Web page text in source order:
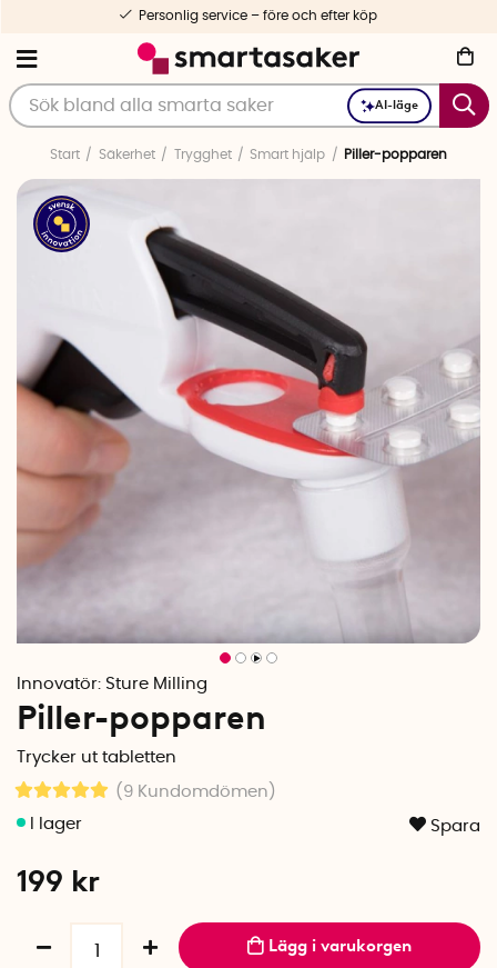
AI-läge
Personlig service – före och efter köp
Start Säkerhet Trygghet Smart hjälp Piller-popparen
Innovatör: Sture Milling
Piller-popparen
Trycker ut tabletten
(9 Kundomdömen )
Spara
199 kr
Lägg i varukorgen